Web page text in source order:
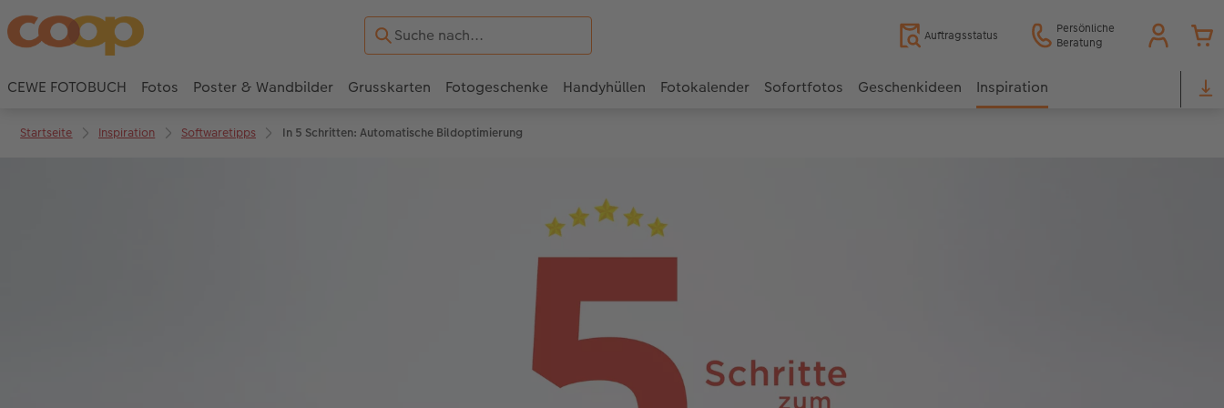
Auftragsstatus
Persönliche
Beratung
CEWE FOTOBUCH Fotos Poster & Wandbilder Grusskarten Fotogeschenke Handyhüllen Fotokalender Sofortfotos Geschenkideen Inspiration
Startseite Inspiration Softwaretipps In 5 Schritten: Automatische Bildoptimierung